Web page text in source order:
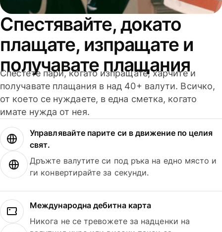
Спестявайте, докато
плащате, изпращате и
получавате плащания
Спестете пари, когато изпращате, харчите и
получавате плащания в над 40+ валути. Всичко,
от което се нуждаете, в една сметка, когато
имате нужда от нея.
Управлявайте парите си в движение по целия
свят.
Дръжте валутите си под ръка на едно място и
ги конвертирайте за секунди.
Международна дебитна карта
Никога не се тревожете за надценки на